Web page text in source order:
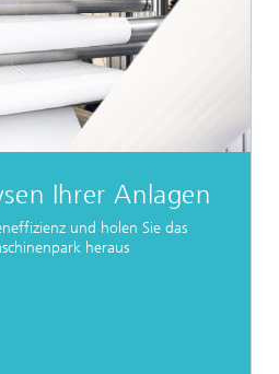
Ihrer Anlagen
und holen Sie das
heraus